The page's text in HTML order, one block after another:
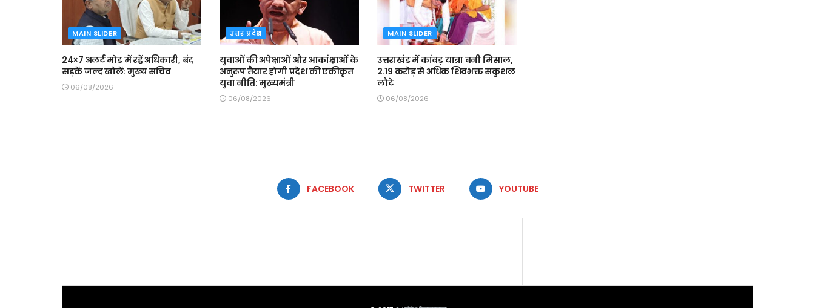
MAIN SLIDER
24×7 अलर्ट मोड में रहें अधिकारी, बंद
सड़कें जल्द खोलें: मुख्य सचिव
06/08/2026
उत्तर प्रदेश
युवाओं की अपेक्षाओं और आकांक्षाओं के
अनुरूप तैयार होगी प्रदेश की एकीकृत
युवा नीति: मुख्यमंत्री
06/08/2026
MAIN SLIDER
उत्तराखंड में कांवड़ यात्रा बनी मिसाल,
2.19 करोड़ से अधिक शिवभक्त सकुशल
लौटे
06/08/2026
FACEBOOK TWITTER YOUTUBE